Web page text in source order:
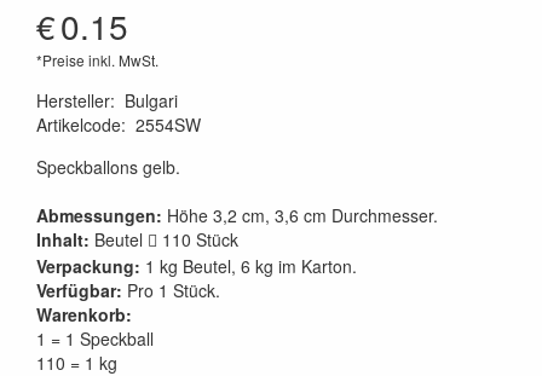
€0.15
*Preise inkl. MwSt.
Hersteller: Bulgari
Artikelcode: 2554SW
Speckballons gelb.
Abmessungen: Höhe 3,2 cm, 3,6 cm Durchmesser.
Inhalt: Beutel  110 Stück
Verpackung: 1 kg Beutel, 6 kg im Karton.
Verfügbar: Pro 1 Stück.
Warenkorb:
1 = 1 Speckball
110 = 1 kg